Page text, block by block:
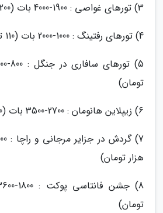
3) تورهای غواصی : 1900-4000 بات (200 تا 450 هزار تومان)
4) تورهای رفتینگ : 1000-2000 بات (110 تا 220 هزار تومان)
تومان)
6) زیپلاین هانومان : 2700-3500 بات (300-390 هزار تومان)
هزار تومان)
تومان)